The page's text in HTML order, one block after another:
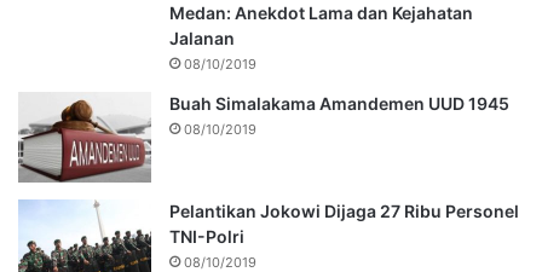
Medan: Anekdot Lama dan Kejahatan
Jalanan
08/10/2019
Buah Simalakama Amandemen UUD 1945
08/10/2019
Pelantikan Jokowi Dijaga 27 Ribu Personel
TNI-Polri
08/10/2019